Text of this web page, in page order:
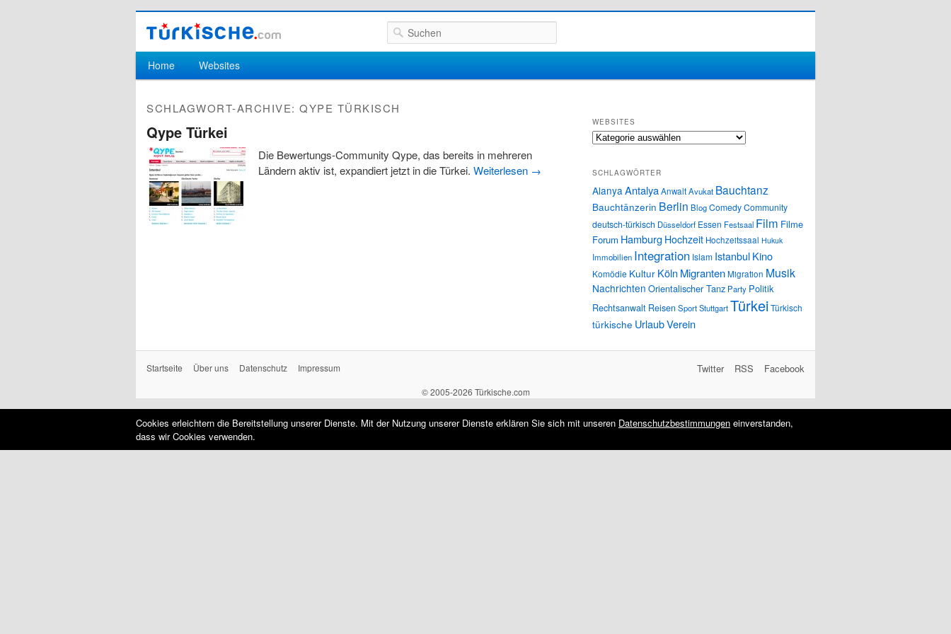
Suchen
Hauptmenü
Zum Inhalt wechseln
Zum sekundären Inhalt wechseln
Home Websites
SCHLAGWORT-ARCHIVE: QYPE TÜRKISCH
Qype Türkei
Die Bewertungs-Community Qype, das bereits in mehreren
Ländern aktiv ist, expandiert jetzt in die Türkei. Weiterlesen →
WEBSITES
Websites
SCHLAGWÖRTER
Alanya AntalyaAnwaltAvukat Bauchtanz
Bauchtänzerin Berlin BlogComedyCommunity
deutsch-türkisch Düsseldorf Essen Festsaal Film Filme
Forum Hamburg Hochzeit Hochzeitssaal Hukuk
Immobilien Integration Islam IstanbulKino
Komödie Kultur Köln MigrantenMigration Musik
Nachrichten Orientalischer Tanz Party Politik
Rechtsanwalt ReisenSportStuttgartTürkeiTürkisch
türkische UrlaubVerein
Startseite Über uns Datenschutz Impressum Facebook
RSS
Twitter
© 2005-2026 Türkische.com
Cookies erleichtern die Bereitstellung unserer Dienste. Mit der Nutzung unserer Dienste erklären Sie sich mit unseren Datenschutzbestimmungen einverstanden,
dass wir Cookies verwenden.